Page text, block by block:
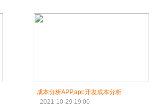
成本分析APP,app开发成本分析
2021-10-29 19:00